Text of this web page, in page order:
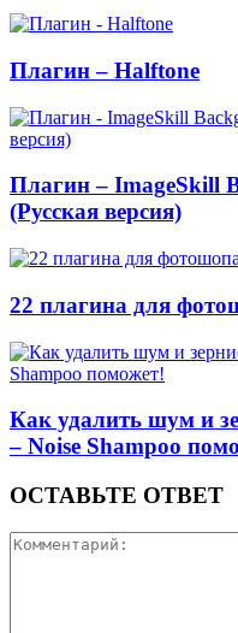
Плагин – Halftone
Плагин – ImageSkill
(Русская версия)
22 плагина для
Как удалить шум и
– Noise Shampoo
ОСТАВЬТЕ ОТВЕТ